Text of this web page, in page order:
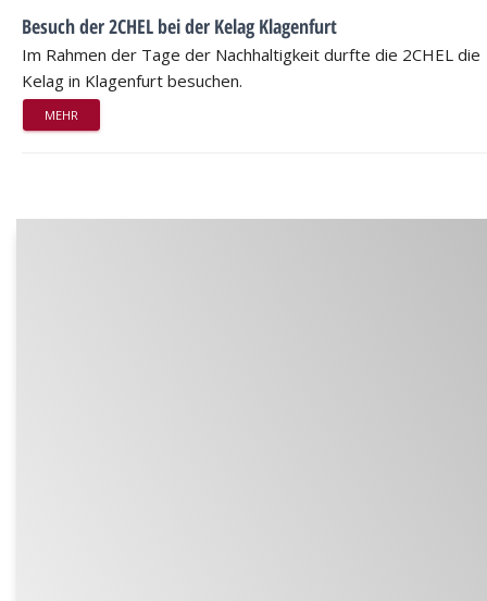
Besuch der 2CHEL bei der Kelag Klagenfurt
Im Rahmen der Tage der Nachhaltigkeit durfte die 2CHEL die
Kelag in Klagenfurt besuchen.
MEHR